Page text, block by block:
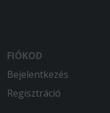
FIÓKOD
Bejelentkezés
Regisztráció